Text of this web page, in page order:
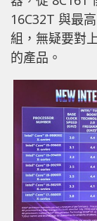
16C32T 與最
組，無疑要對
的產品。